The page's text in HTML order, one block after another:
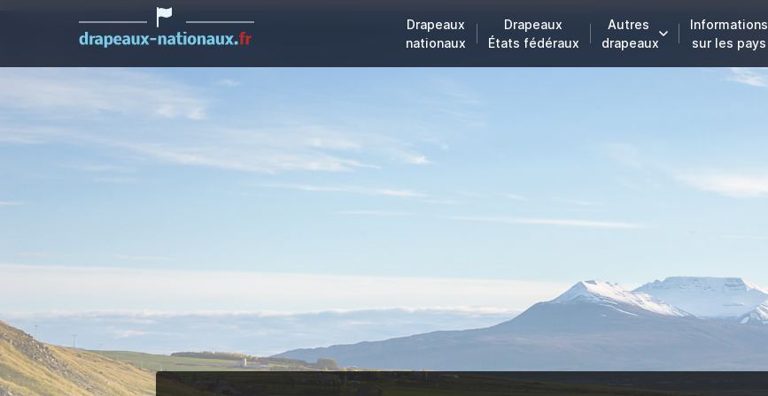
Drapeaux
nationaux
Drapeaux
États fédéraux
Autres
drapeaux
Informations
sur les pays